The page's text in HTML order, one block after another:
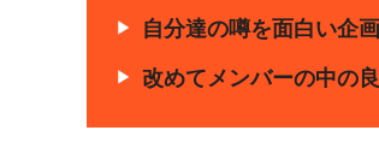
自分達の噂を面白い企
改めてメンバーの中の